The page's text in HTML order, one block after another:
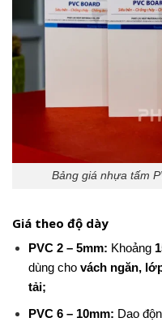
Bảng giá nhựa tấm
Giá theo độ dày
PVC 2 – 5mm: Khoảng
dùng cho vách ngăn,
tải;
PVC 6 – 10mm: Dao